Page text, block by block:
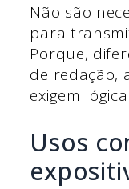
Não são
para
Porque,
de redação,
exigem
Usos